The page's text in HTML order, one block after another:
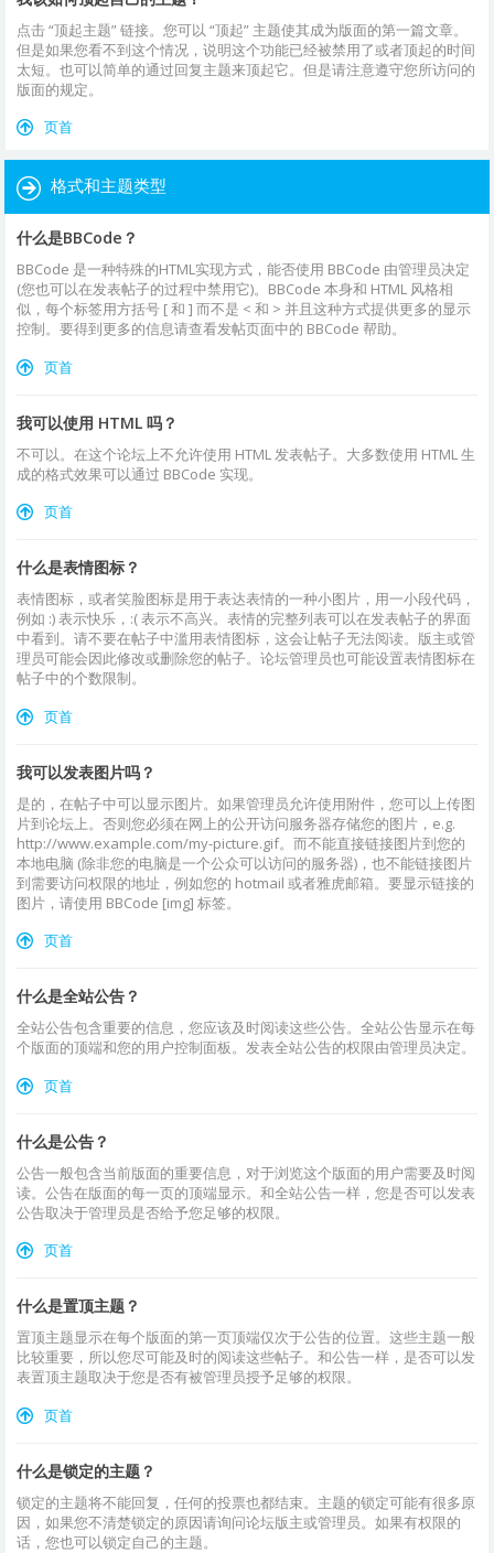
点击 “顶起主题” 链接。您可以 “顶起” 主题使其成为版面的第一篇文章。
但是如果您看不到这个情况，说明这个功能已经被禁用了或者顶起的时间
太短。也可以简单的通过回复主题来顶起它。但是请注意遵守您所访问的
版面的规定。
页首
格式和主题类型
什么是BBCode？
BBCode 是一种特殊的HTML实现方式，能否使用 BBCode 由管理员决定
(您也可以在发表帖子的过程中禁用它)。BBCode 本身和 HTML 风格相
似，每个标签用方括号 [ 和 ] 而不是 < 和 > 并且这种方式提供更多的显示
控制。要得到更多的信息请查看发帖页面中的 BBCode 帮助。
页首
我可以使用 HTML 吗？
不可以。在这个论坛上不允许使用 HTML 发表帖子。大多数使用 HTML 生
成的格式效果可以通过 BBCode 实现。
页首
什么是表情图标？
表情图标，或者笑脸图标是用于表达表情的一种小图片，用一小段代码，
例如 :) 表示快乐，:( 表示不高兴。表情的完整列表可以在发表帖子的界面
中看到。请不要在帖子中滥用表情图标，这会让帖子无法阅读。版主或管
理员可能会因此修改或删除您的帖子。论坛管理员也可能设置表情图标在
帖子中的个数限制。
页首
我可以发表图片吗？
是的，在帖子中可以显示图片。如果管理员允许使用附件，您可以上传图
片到论坛上。否则您必须在网上的公开访问服务器存储您的图片，e.g.
http://www.example.com/my-picture.gif。而不能直接链接图片到您的
本地电脑 (除非您的电脑是一个公众可以访问的服务器)，也不能链接图片
到需要访问权限的地址，例如您的 hotmail 或者雅虎邮箱。要显示链接的
图片，请使用 BBCode [img] 标签。
页首
什么是全站公告？
全站公告包含重要的信息，您应该及时阅读这些公告。全站公告显示在每
个版面的顶端和您的用户控制面板。发表全站公告的权限由管理员决定。
页首
什么是公告？
公告一般包含当前版面的重要信息，对于浏览这个版面的用户需要及时阅
读。公告在版面的每一页的顶端显示。和全站公告一样，您是否可以发表
公告取决于管理员是否给予您足够的权限。
页首
什么是置顶主题？
置顶主题显示在每个版面的第一页顶端仅次于公告的位置。这些主题一般
比较重要，所以您尽可能及时的阅读这些帖子。和公告一样，是否可以发
表置顶主题取决于您是否有被管理员授予足够的权限。
页首
什么是锁定的主题？
锁定的主题将不能回复，任何的投票也都结束。主题的锁定可能有很多原
因，如果您不清楚锁定的原因请询问论坛版主或管理员。如果有权限的
话，您也可以锁定自己的主题。